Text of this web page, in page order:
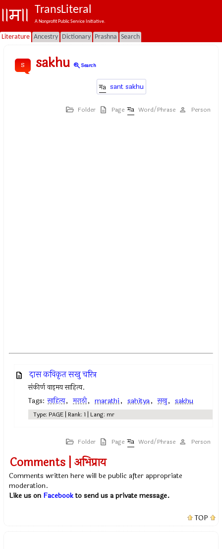
TransLiteral
A Nonprofit Public Service Initiative.
Literature Ancestry Dictionary Prashna Search
s sakhu zoom_inSearch
sant sakhu
Folder Page Word/Phrase Person
दास कविकृत सखु चरित्र
संकीर्ण वाड्मय साहित्य.
Tags: साहित्य, मराठी, marathi, sahitya, सखु, sakhu
Type: PAGE | Rank: 1 | Lang: mr
Folder Page Word/Phrase Person
Comments | अभिप्राय
Comments written here will be public after appropriate
moderation.
Like us on Facebookto send us a private message.
TOP